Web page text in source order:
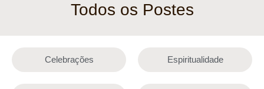
Todos os Postes
Celebrações Espiritualidade